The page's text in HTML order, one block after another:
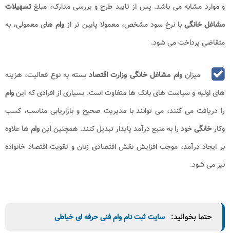
و موارد مشابه می باشد. پس از تایید طرح و بررسی مدارک، مبلغ تسهیلات
مشاغل خانگی با نرخ سود مشخص، معمولا پایین تر از وام های معمولی، به
متقاضی پرداخت می شود.
میزانوام مشاغل خانگی وزارت اقتصاد بسته به نوع فعالیت، هزینه
های اولیه و سیاست های بانک ها متفاوت است. بسیاری از افرادی که اینوام
را دریافت می کنند، می توانند با مدیریت صحیح و بازاریابی مناسب، کسب
وکارخانگیخود را به منبع درآمد پایدار تبدیل کنند. همچنین اینوام ها علاوه
بر ایجاد درآمد، موجب افزایش نقش اقتصادی زنان و تقویت اقتصاد خانواده
نیز می شود.
حتما بخوانید: سایت ثبت نام وام فنی حرفه ای خیاطی